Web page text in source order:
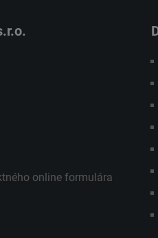
online formulára